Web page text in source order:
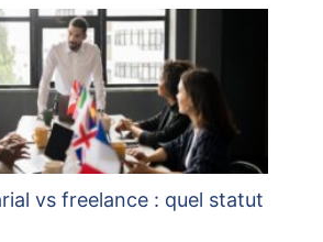
vs freelance : quel statut